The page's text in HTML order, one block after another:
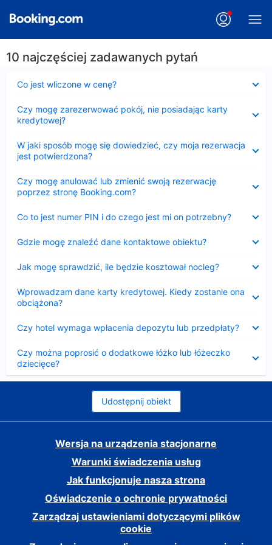
10 najczęściej zadawanych pytań
Co jest wliczone w cenę?
Czy mogę zarezerwować pokój, nie posiadając karty
kredytowej?
W jaki sposób mogę się dowiedzieć, czy moja rezerwacja
jest potwierdzona?
Czy mogę anulować lub zmienić swoją rezerwację
poprzez stronę Booking.com?
Co to jest numer PIN i do czego jest mi on potrzebny?
Gdzie mogę znaleźć dane kontaktowe obiektu?
Jak mogę sprawdzić, ile będzie kosztował nocleg?
Wprowadzam dane karty kredytowej. Kiedy zostanie ona
obciążona?
Czy hotel wymaga wpłacenia depozytu lub przedpłaty?
Czy można poprosić o dodatkowe łóżko lub łóżeczko
dziecięce?
Udostępnij obiekt
Wersja na urządzenia stacjonarne
Warunki świadczenia usług
Jak funkcjonuje nasza strona
Oświadczenie o ochronie prywatności
Zarządzaj ustawieniami dotyczącymi plików
cookie